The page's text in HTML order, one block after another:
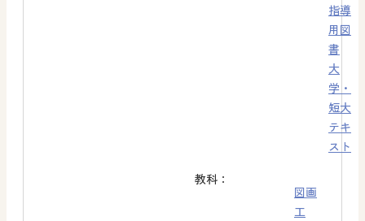
指導
用図
書
大
学・
短大
テキ
スト
教科：
図画
工